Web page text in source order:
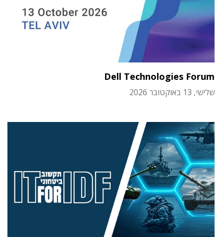
Dell Technologies Forum
שלישי, 13 באוקטובר 2026